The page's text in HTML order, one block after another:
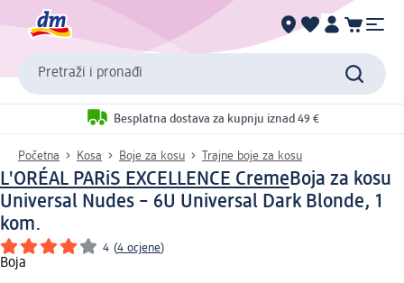
Pretraži i pronađi
Besplatna dostava za kupnju iznad 49 €
Početna Kosa Boje za kosu Trajne boje za kosu
L'ORÉAL PARiS EXCELLENCE CremeBoja za kosu
Universal Nudes – 6U Universal Dark Blonde, 1
kom.
4 (4 ocjene)
Boja